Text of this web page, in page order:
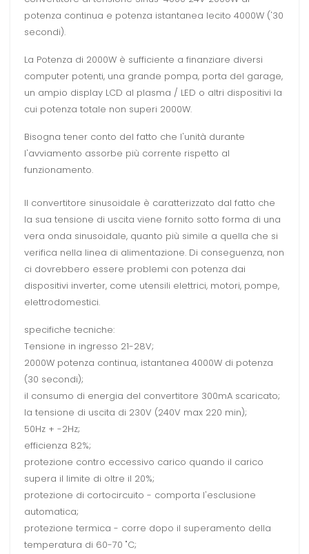
potenza continua e potenza istantanea lecito 4000W ('30
secondi).
La Potenza di 2000W è sufficiente a finanziare diversi
computer potenti, una grande pompa, porta del garage,
un ampio display LCD al plasma / LED o altri dispositivi la
cui potenza totale non superi 2000W.
Bisogna tener conto del fatto che l'unità durante
l'avviamento assorbe più corrente rispetto al
funzionamento.
Il convertitore sinusoidale è caratterizzato dal fatto che
la sua tensione di uscita viene fornito sotto forma di una
vera onda sinusoidale, quanto più simile a quella che si
verifica nella linea di alimentazione. Di conseguenza, non
ci dovrebbero essere problemi con potenza dai
dispositivi inverter, come utensili elettrici, motori, pompe,
elettrodomestici.
specifiche tecniche:
Tensione in ingresso 21-28V;
2000W potenza continua, istantanea 4000W di potenza
(30 secondi);
il consumo di energia del convertitore 300mA scaricato;
la tensione di uscita di 230V (240V max 220 min);
50Hz + -2Hz;
efficienza 82%;
protezione contro eccessivo carico quando il carico
supera il limite di oltre il 20%;
protezione di cortocircuito - comporta l'esclusione
automatica;
protezione termica - corre dopo il superamento della
temperatura di 60-70 "C;